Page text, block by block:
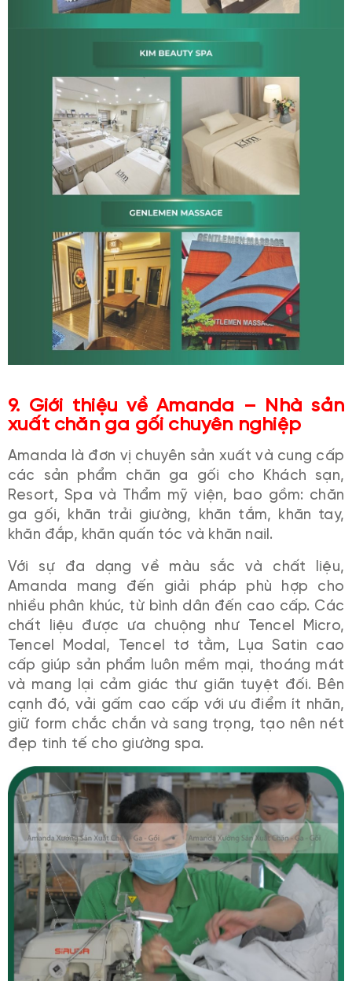
9. Giới thiệu về Amanda – Nhà sản
xuất chăn ga gối chuyên nghiệp
Amanda là đơn vị chuyên sản xuất và cung cấp
các sản phẩm chăn ga gối cho Khách sạn,
Resort, Spa và Thẩm mỹ viện, bao gồm: chăn
ga gối, khăn trải giường, khăn tắm, khăn tay,
khăn đắp, khăn quấn tóc và khăn nail.
Với sự đa dạng về màu sắc và chất liệu,
Amanda mang đến giải pháp phù hợp cho
nhiều phân khúc, từ bình dân đến cao cấp. Các
chất liệu được ưa chuộng như Tencel Micro,
Tencel Modal, Tencel tơ tằm, Lụa Satin cao
cấp giúp sản phẩm luôn mềm mại, thoáng mát
và mang lại cảm giác thư giãn tuyệt đối. Bên
cạnh đó, vải gấm cao cấp với ưu điểm ít nhăn,
giữ form chắc chắn và sang trọng, tạo nên nét
đẹp tinh tế cho giường spa.